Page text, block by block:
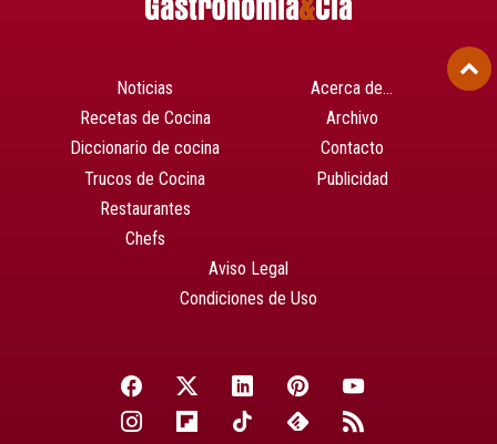
Noticias
Recetas de Cocina
Diccionario de cocina
Trucos de Cocina
Restaurantes
Chefs
Acerca de…
Archivo
Contacto
Publicidad
Aviso Legal
Condiciones de Uso